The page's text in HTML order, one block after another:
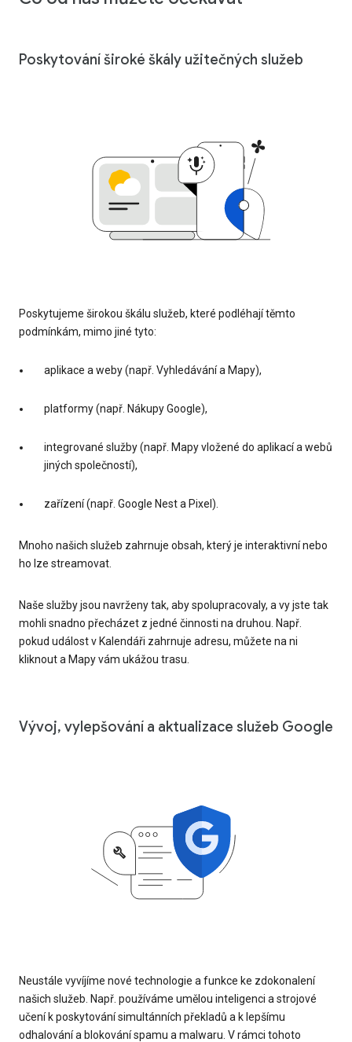
Poskytování široké škály užitečných služeb
Poskytujeme širokou škálu služeb, které podléhají těmto
podmínkám, mimo jiné tyto:
aplikace a weby (např. Vyhledávání a Mapy),
platformy (např. Nákupy Google),
integrované služby (např. Mapy vložené do aplikací a webů
jiných společností),
zařízení (např. Google Nest a Pixel).
Mnoho našich služeb zahrnuje obsah, který je interaktivní nebo
ho lze streamovat.
Naše služby jsou navrženy tak, aby spolupracovaly, a vy jste tak
mohli snadno přecházet z jedné činnosti na druhou. Např.
pokud událost v Kalendáři zahrnuje adresu, můžete na ni
kliknout a Mapy vám ukážou trasu.
Vývoj, vylepšování a aktualizace služeb Google
Neustále vyvíjíme nové technologie a funkce ke zdokonalení
našich služeb. Např. používáme umělou inteligenci a strojové
učení k poskytování simultánních překladů a k lepšímu
odhalování a blokování spamu a malwaru. V rámci tohoto